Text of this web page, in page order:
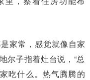
家常，感觉就像自家
尔子指着灶台说，“总
吃什么。热气腾腾的